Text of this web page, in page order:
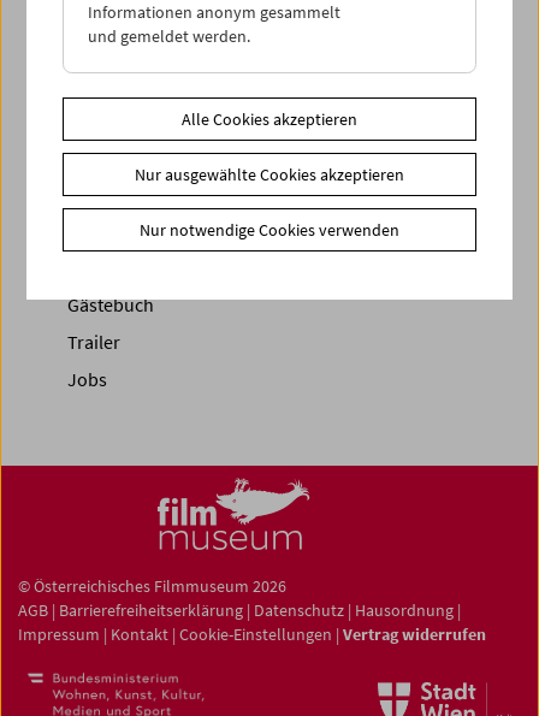
Share on
News
Newsletter
Gästebuch
Trailer
Jobs
© Österreichisches Filmmuseum 2026
AGB | Barrierefreiheitserklärung | Datenschutz | Hausordnung |
Impressum | Kontakt | Cookie-Einstellungen | Vertrag widerrufen
Informationen anonym gesammelt
und gemeldet werden.
Alle Cookies akzeptieren
Nur ausgewählte Cookies akzeptieren
Nur notwendige Cookies verwenden